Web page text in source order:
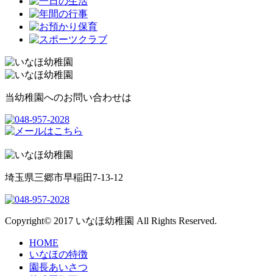
当幼稚園へのお問い合わせは
埼玉県三郷市早稲田7-13-12
Copyright© 2017 いなほ幼稚園 All Rights Reserved.
HOME
いなほの特徴
園長あいさつ